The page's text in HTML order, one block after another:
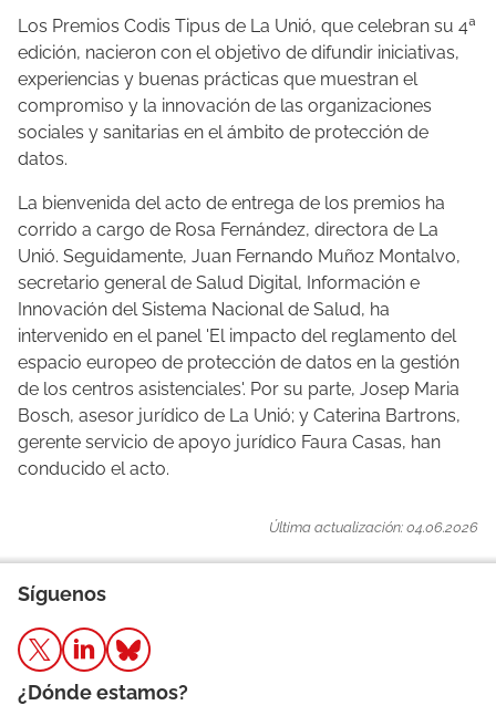
Los Premios Codis Tipus de La Unió, que celebran su 4ª
edición, nacieron con el objetivo de difundir iniciativas,
experiencias y buenas prácticas que muestran el
compromiso y la innovación de las organizaciones
sociales y sanitarias en el ámbito de protección de
datos.
La bienvenida del acto de entrega de los premios ha
corrido a cargo de Rosa Fernández, directora de La
Unió. Seguidamente, Juan Fernando Muñoz Montalvo,
secretario general de Salud Digital, Información e
Innovación del Sistema Nacional de Salud, ha
intervenido en el panel 'El impacto del reglamento del
espacio europeo de protección de datos en la gestión
de los centros asistenciales'. Por su parte, Josep Maria
Bosch, asesor jurídico de La Unió; y Caterina Bartrons,
gerente servicio de apoyo jurídico Faura Casas, han
conducido el acto.
Última actualización: 04.06.2026
Síguenos
¿Dónde estamos?